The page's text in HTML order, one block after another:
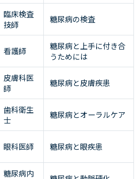
臨床検査
技師
糖尿病の検査
看護師
糖尿病と上手に付き合
うためには
皮膚科医
師
糖尿病と皮膚疾患
歯科衛生
士
糖尿病とオーラルケア
眼科医師 糖尿病と眼疾患
糖尿病内